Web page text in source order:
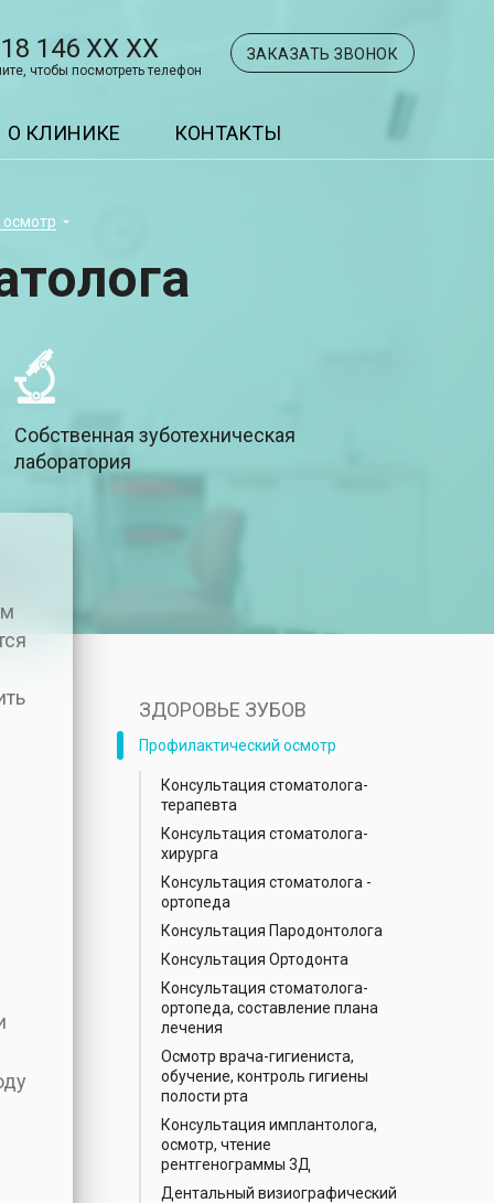
ЗАКАЗАТЬ ЗВОНОК
146 XX XX
чтобы посмотреть телефон
О КЛИНИКЕ КОНТАКТЫ
Собственная зуботехническая
лаборатория
ЗДОРОВЬЕ ЗУБОВ
Профилактический осмотр
Консультация стоматолога-
терапевта
Консультация стоматолога-
хирурга
Консультация стоматолога -
ортопеда
Консультация Пародонтолога
Консультация Ортодонта
Консультация стоматолога-
ортопеда, составление плана
лечения
Осмотр врача-гигиениста,
обучение, контроль гигиены
полости рта
Консультация имплантолога,
осмотр, чтение
рентгенограммы 3Д
Дентальный визиографический